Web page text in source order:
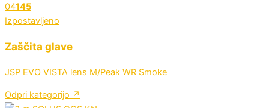
04145
Izpostavljeno
Zaščita glave
JSP EVO VISTA lens M/Peak WR Smoke
Odpri kategorijo ↗